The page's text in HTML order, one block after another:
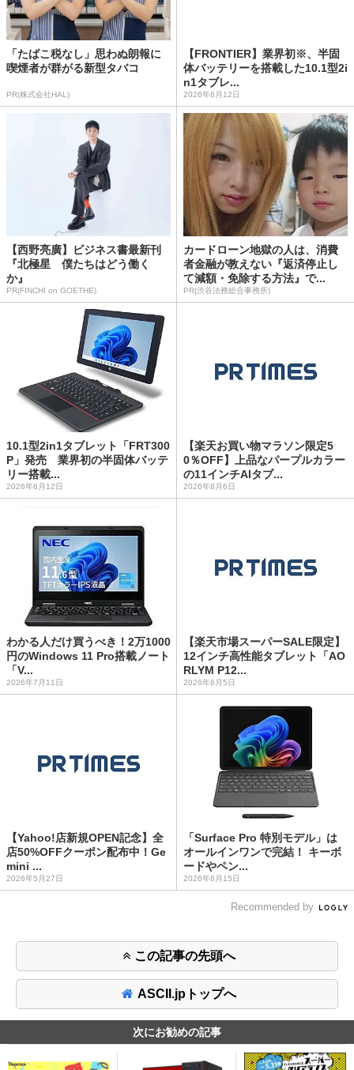
「たばこ税なし」思わぬ朗報に
喫煙者が群がる新型タバコ
PR(株式会社HAL)
【FRONTIER】業界初※、半固
体バッテリーを搭載した10.1型2i
n1タブレ...
2026年6月12日
【西野亮廣】ビジネス書最新刊
『北極星 僕たちはどう働く
か』
PR(FINCHI on GOETHE)
カードローン地獄の人は、消費
者金融が教えない『返済停止し
て減額・免除する方法』で...
PR(渋谷法務総合事務所)
10.1型2in1タブレット「FRT300
P」発売 業界初の半固体バッテ
リー搭載...
2026年6月12日
【楽天お買い物マラソン限定5
0％OFF】上品なパープルカラー
の11インチAIタブ...
2026年8月6日
わかる人だけ買うべき！2万1000
円のWindows 11 Pro搭載ノート
「V...
2026年7月11日
【楽天市場スーパーSALE限定】
12インチ高性能タブレット「AO
RLYM P12...
2026年6月5日
【Yahoo!店新規OPEN記念】全
店50%OFFクーポン配布中！Ge
mini ...
2026年5月27日
「Surface Pro 特別モデル」は
オールインワンで完結！ キーボ
ードやペン...
2026年6月15日
Recommended by
この記事の先頭へ
ASCII.jpトップへ
次にお勧めの記事